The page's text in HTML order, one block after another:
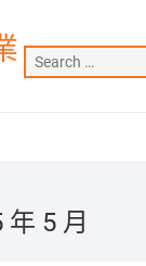
年 5 月